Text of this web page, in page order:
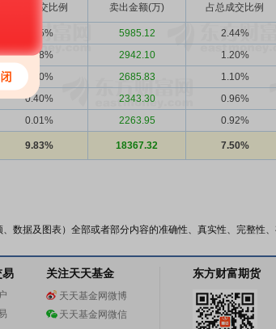
占总成交比例 卖出金额(万) 占总成交比例
2.45% 5985.12 2.44%
0.88% 2942.10 1.20%
0.00% 2685.83 1.10%
0.40% 2343.30 0.96%
0.01% 2263.95 0.92%
9.83% 18367.32 7.50%
数据及图表）全部或者部分内容的准确性、真实性、完整性